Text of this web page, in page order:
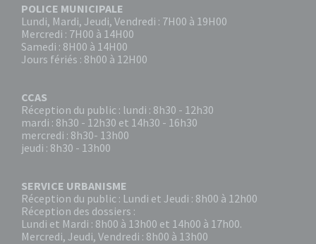
POLICE MUNICIPALE
Lundi, Mardi, Jeudi, Vendredi : 7H00 à 19H00
Mercredi : 7H00 à 14H00
Samedi : 8H00 à 14H00
Jours fériés : 8h00 à 12H00
CCAS
Réception du public : lundi : 8h30 - 12h30
mardi : 8h30 - 12h30 et 14h30 - 16h30
mercredi : 8h30- 13h00
jeudi : 8h30 - 13h00
SERVICE URBANISME
Réception du public : Lundi et Jeudi : 8h00 à 12h00
Réception des dossiers :
Lundi et Mardi : 8h00 à 13h00 et 14h00 à 17h00.
Mercredi, Jeudi, Vendredi : 8h00 à 13h00